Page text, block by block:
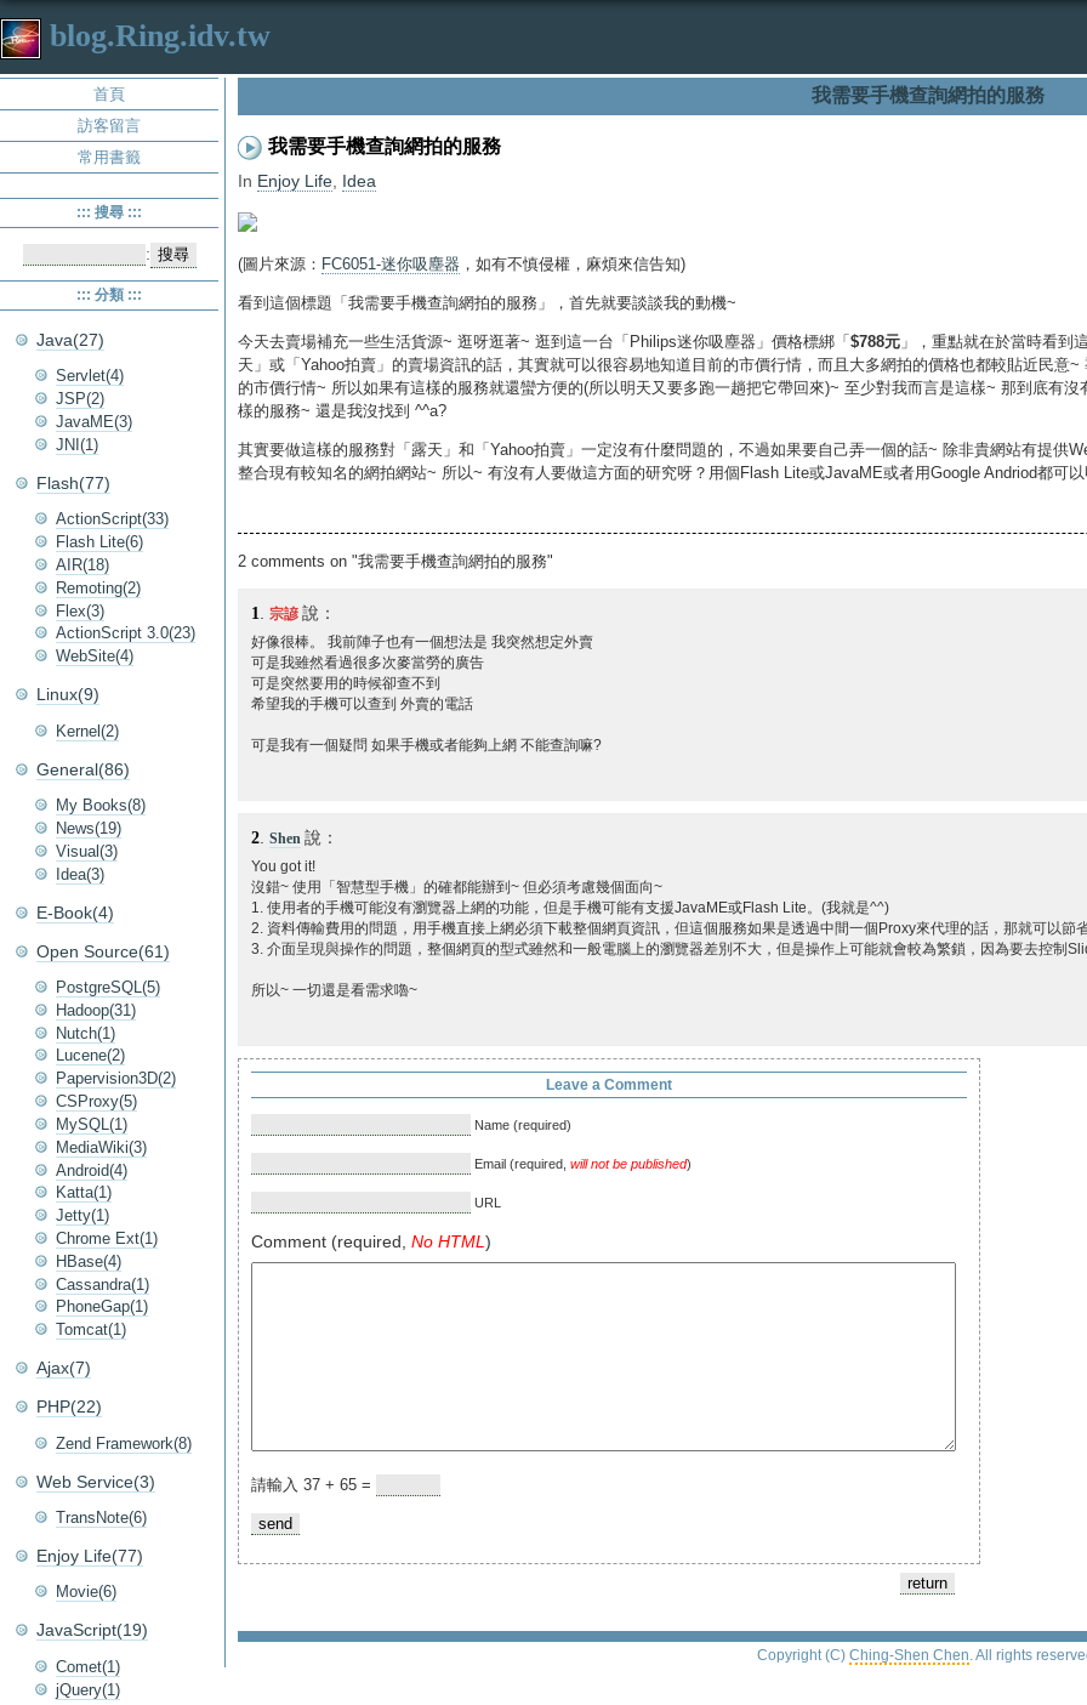
blog.Ring.idv.tw
我需要手機查詢網拍的服務
我需要手機查詢網拍的服務
In Enjoy Life Idea
(圖片來源： FC6051-迷你吸塵器 ，如有不慎侵權，麻煩來信告知)
看到這個標題「我需要手機查詢網拍的服務」，首先就要談談我的動機~
今天去賣場補充一些生活貨源~ 逛呀逛著~ 逛到這一台「Philips迷你吸塵器」價格標綁「 $788元 」，重點就在於當時看到
天」或「Yahoo拍賣」的賣場資訊的話，其實就可以很容易地知道目前的市價行情，而且大多網拍的價格也都較貼近民意
的市價行情~ 所以如果有這樣的服務就還蠻方便的(所以明天又要多跑一趟把它帶回來)~ 至少對我而言是這樣~ 那到底有
樣的服務~ 還是我沒找到 ^^a?
其實要做這樣的服務對「露天」和「Yahoo拍賣」一定沒有什麼問題的，不過如果要自己弄一個的話~ 除非貴網站有提供
整合現有較知名的網拍網站~ 所以~ 有沒有人要做這方面的研究呀？用個Flash Lite或JavaME或者用Google Andriod都可
2 comments on "我需要手機查詢網拍的服務"
1 宗諺 說：
好像很棒。 我前陣子也有一個想法是 我突然想定外賣
可是我雖然看過很多次麥當勞的廣告
可是突然要用的時候卻查不到
希望我的手機可以查到 外賣的電話
可是我有一個疑問 如果手機或者能夠上網 不能查詢嘛?
2. Shen 說：
You got it!
沒錯~ 使用「智慧型手機」的確都能辦到~ 但必須考慮幾個面向~
1. 使用者的手機可能沒有瀏覽器上網的功能，但是手機可能有支援JavaME或Flash Lite。(我就是^^)
2. 資料傳輸費用的問題，用手機直接上網必須下載整個網頁資訊，但這個服務如果是透過中間一個Proxy來代理的話，那就可以
3. 介面呈現與操作的問題，整個網頁的型式雖然和一般電腦上的瀏覽器差別不大，但是操作上可能就會較為繁鎖，因為要去控制
所以~ 一切還是看需求嚕~
Leave a Comment
Name (required)
Email (required, will not be published)
URL
Comment (required, No HTML )
請輸入 37 + 65 =
Copyright (C) Ching-Shen Chen . All rights
首頁
訪客留言
常用書籤
::: 搜尋 :::
:
::: 分類 :::
Java(27)
Servlet(4)
JSP(2)
JavaME(3)
JNI(1)
Flash(77)
ActionScript(33)
Flash Lite(6)
AIR(18)
Remoting(2)
Flex(3)
ActionScript 3.0(23)
WebSite(4)
Linux(9)
Kernel(2)
General(86)
My Books(8)
News(19)
Visual(3)
Idea(3)
E-Book(4)
Open Source(61)
PostgreSQL(5)
Hadoop(31)
Nutch(1)
Lucene(2)
Papervision3D(2)
CSProxy(5)
MySQL(1)
MediaWiki(3)
Android(4)
Katta(1)
Jetty(1)
Chrome Ext(1)
HBase(4)
Cassandra(1)
PhoneGap(1)
Tomcat(1)
Ajax(7)
PHP(22)
Zend Framework(8)
Web Service(3)
TransNote(6)
Enjoy Life(77)
Movie(6)
JavaScript(19)
Comet(1)
jQuery(1)